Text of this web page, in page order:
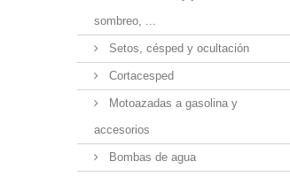
sombreo, ...
Setos, césped y ocultación
Cortacesped
Motoazadas a gasolina y
accesorios
Bombas de agua